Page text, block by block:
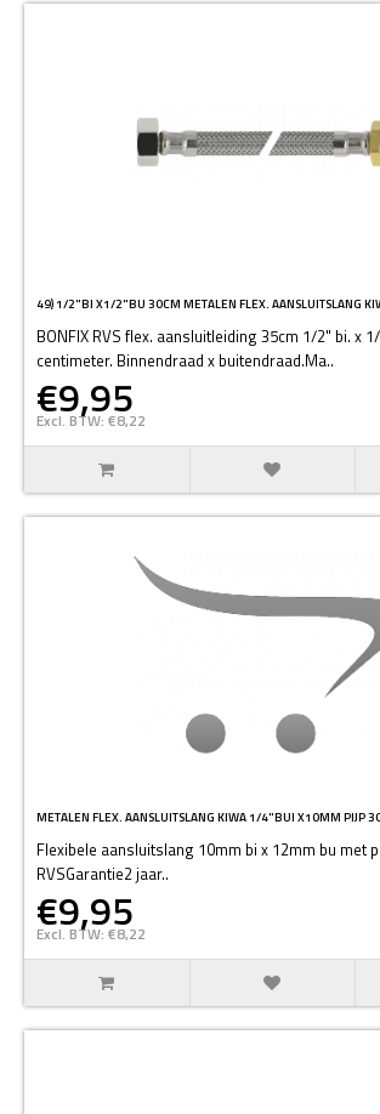
49) 1/2"BI X1/2"BU 30CM METALEN FLEX. AANSLUITSLANG
BONFIX RVS flex. aansluitleiding 35cm 1/2" bi. x
centimeter. Binnendraad x buitendraad.Ma..
€9,95
Excl. BTW: €8,22
METALEN FLEX. AANSLUITSLANG KIWA 1/4"BUI X10MM PIJP
Flexibele aansluitslang 10mm bi x 12mm bu met
RVSGarantie2 jaar..
€9,95
Excl. BTW: €8,22